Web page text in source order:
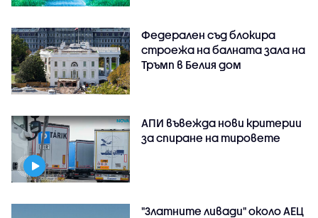
Федерален съд блокира
строежа на балната зала на
Тръмп в Белия дом
АПИ въвежда нови критерии
за спиране на тировете
"Златните ливади" около АЕЦ